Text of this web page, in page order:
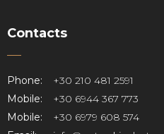
Contacts
Phone:
+30 210 481 2591
Mobile:
+30 6944 367 773
Mobile:
+30 6979 608 574